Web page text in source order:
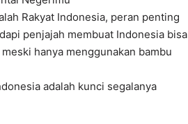
Rakyat Indonesia, peran penting
penjajah membuat Indonesia bisa
hanya menggunakan bambu
adalah kunci segalanya